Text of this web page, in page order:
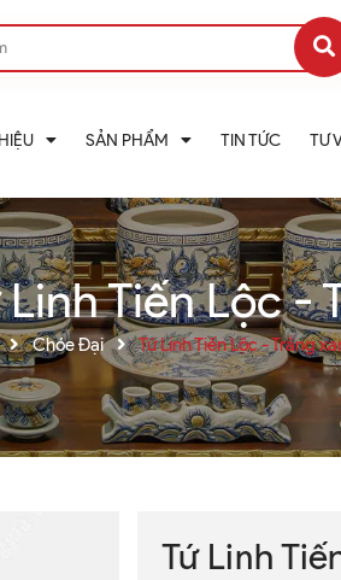
SẢN PHẨM TIN TỨC TƯ
Tiến Lộc -
Chóe Đại Tứ Linh Tiến Lộc - Trắng
Tứ Linh